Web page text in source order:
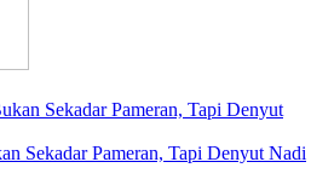
Sekadar Pameran, Tapi Denyut Nadi